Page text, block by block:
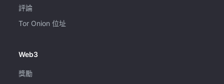
評論
Tor Onion 位址
Web3
獎勵